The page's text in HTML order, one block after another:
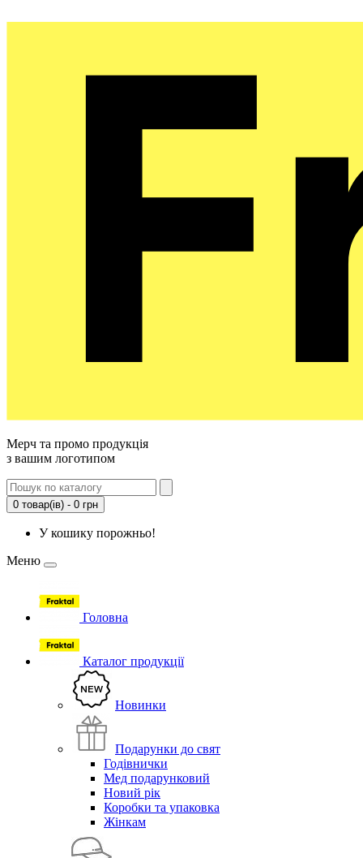
Мерч та промо продукція
з вашим логотипом
0 товар(ів) - 0 грн
У кошику порожньо!
Меню
Головна
Каталог продукції
Новинки
Подарунки до свят
Годівнички
Мед подарунковий
Новий рік
Коробки та упаковка
Жінкам